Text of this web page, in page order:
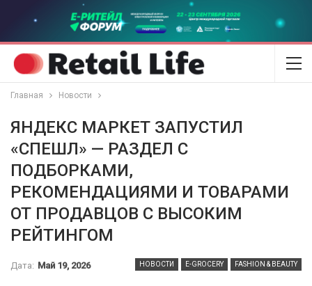
Главная Новости
ЯНДЕКС МАРКЕТ ЗАПУСТИЛ
«СПЕШЛ» — РАЗДЕЛ С
ПОДБОРКАМИ,
РЕКОМЕНДАЦИЯМИ И ТОВАРАМИ
ОТ ПРОДАВЦОВ С ВЫСОКИМ
РЕЙТИНГОМ
НОВОСТИ E-GROCERY FASHION & BEAUTY
Дата: Май 19, 2026